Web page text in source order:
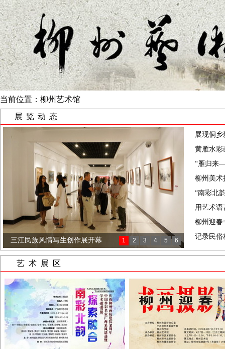
当前位置： 柳州艺术馆
展览动态
三江民族风情写生创作展开幕
黄雁水彩画巡回展开展
柳州美术摄影名家走进古砦作...
“南彩北韵·探索融合”水彩...
柳州迎春书画摄影作品展开幕
“和为尚”——印禅法师、陈...
1 2 3 4 5 6
展现侗乡
黄雁水彩
“雁归来
柳州美术
“南彩北
用艺术
柳州迎春
记录民俗
艺术展区